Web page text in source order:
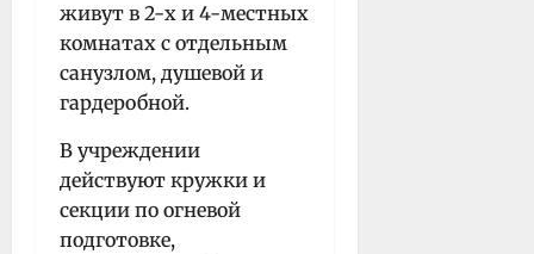
живут в 2-х и 4-местных
комнатах с отдельным
санузлом, душевой и
гардеробной.
В учреждении
действуют кружки и
секции по огневой
подготовке,